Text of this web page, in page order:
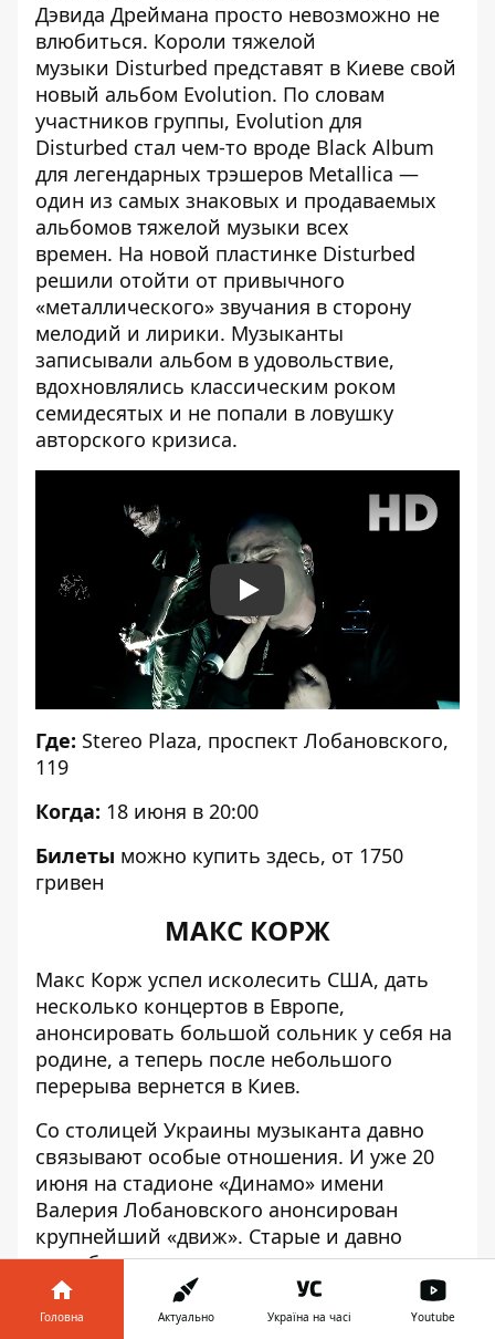
Дэвида Дреймана просто невозможно не
влюбиться. Короли тяжелой
музыки Disturbed представят в Киеве свой
новый альбом Evolution. По словам
участников группы, Evolution для
Disturbed стал чем-то вроде Black Album
для легендарных трэшеров Metallica —
один из самых знаковых и продаваемых
альбомов тяжелой музыки всех
времен. На новой пластинке Disturbed
решили отойти от привычного
«металлического» звучания в сторону
мелодий и лирики. Музыканты
записывали альбом в удовольствие,
вдохновлялись классическим роком
семидесятых и не попали в ловушку
авторского кризиса.
Play
Где: Stereo Plaza, проспект Лобановского,
119
Когда: 18 июня в 20:00
Билеты можно купить здесь, от 1750
гривен
МАКС КОРЖ
Макс Корж успел исколесить США, дать
несколько концертов в Европе,
анонсировать большой сольник у себя на
родине, а теперь после небольшого
перерыва вернется в Киев.
Со столицей Украины музыканта давно
связывают особые отношения. И уже 20
июня на стадионе «Динамо» имени
Валерия Лобановского анонсирован
крупнейший «движ». Старые и давно
полюбившиеся хиты, ну и, конечно, новая
музыка любимого исполнителя. Такой
концерт просто невозможно пропустить.
Головна Актуально Україна на часі Youtube